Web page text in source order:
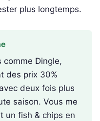
plus longtemps.
comme Dingle,
des prix 30%
deux fois plus
saison. Vous me
un fish & chips en